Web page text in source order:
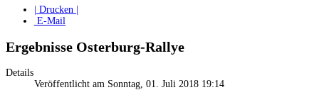
| Drucken |
E-Mail
Ergebnisse Osterburg-Rallye
Details
Veröffentlicht am Sonntag, 01. Juli 2018 19:14